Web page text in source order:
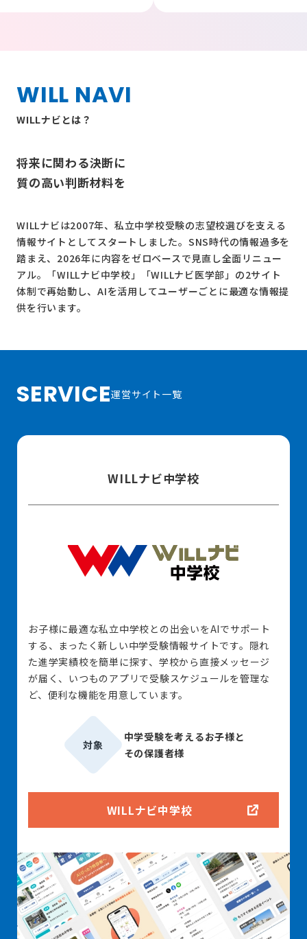
WILL NAVI
WILLナビとは？
将来に関わる決断に
質の高い判断材料を
WILLナビは2007年、私立中学校受験の志望校選びを支える
情報サイトとしてスタートしました。SNS時代の情報過多を
踏まえ、2026年に内容をゼロベースで見直し全面リニュー
アル。
「WILLナビ中学校」 「WILLナビ医学部」 の2サイト
体制で再始動し、AIを活用してユーザーごとに最適な情報提
供を行います。
SERVICE運営サイト一覧
WILLナビ中学校
お子様に最適な私立中学校との出会いをAIでサポート
する、まったく新しい中学受験情報サイトです。隠れ
た進学実績校を簡単に探す、学校から直接メッセージ
が届く、いつものアプリで受験スケジュールを管理な
ど、便利な機能を用意しています。
対象
中学受験を考えるお子様と
その保護者様
WILLナビ中学校